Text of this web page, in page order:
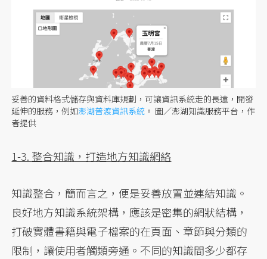
妥善的資料格式儲存與資料庫規劃，可讓資訊系統走的長遠，開發
延伸的服務，例如澎湖普渡資訊系統 。 圖／澎湖知識服務平台，作
者提供
1-3. 整合知識，打造地方知識網絡
知識整合，簡而言之，便是妥善放置並連結知識。
良好地方知識系統架構，應該是密集的網狀結構，
打破實體書籍與電子檔案的在頁面、章節與分類的
限制，讓使用者觸類旁通。不同的知識間多少都存